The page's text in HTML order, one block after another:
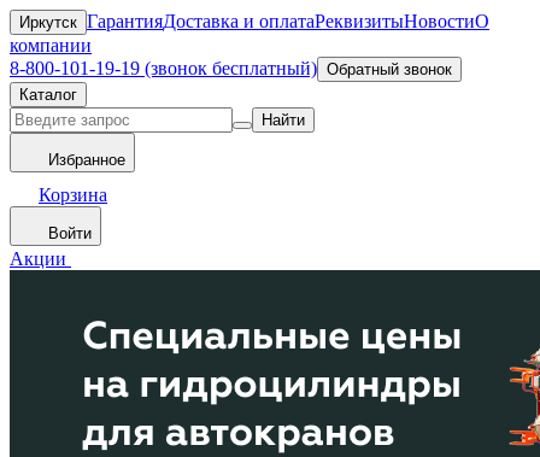
Иркутск ГарантияДоставка и оплатаРеквизитыНовостиО
компании
8-800-101-19-19 (звонок бесплатный) Обратный звонок
Каталог
Найти
Избранное
Корзина
Войти
Акции